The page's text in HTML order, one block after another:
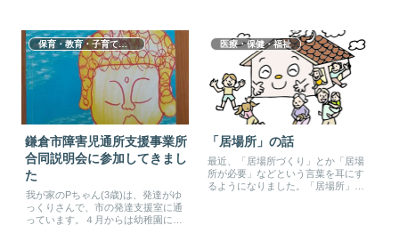
保育・教育・子育て支援
鎌倉市障害児通所支援事業所
合同説明会に参加してきまし
た
我が家のPちゃん(3歳)は、発達がゆ
っくりさんで、市の発達支援室に通
っています。４月からは幼稚園に通
医療・保健・福祉
「居場所」の話
最近、「居場所づくり」とか「居場
所が必要」などという言葉を耳にす
るようになりました。「居場所」は